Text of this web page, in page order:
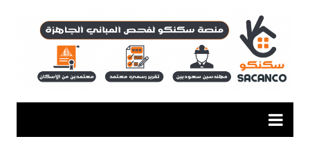
المحتوى